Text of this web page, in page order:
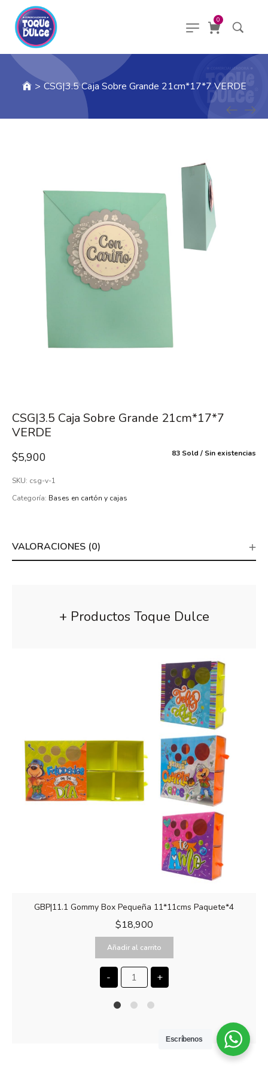
0
> CSG|3.5 Caja Sobre Grande 21cm*17*7 VERDE
CSG|3.5 Caja Sobre Grande 21cm*17*7
VERDE
83 Sold Sin existencias
$5,900
SKU: csg-v-1
Categoría: Bases en cartón y cajas
VALORACIONES (0)
+ Productos Toque Dulce
GBP|11.1 Gommy Box Pequeña 11*11cms Paquete*4
$18,900
Añadir al carrito
- +
Escríbenos